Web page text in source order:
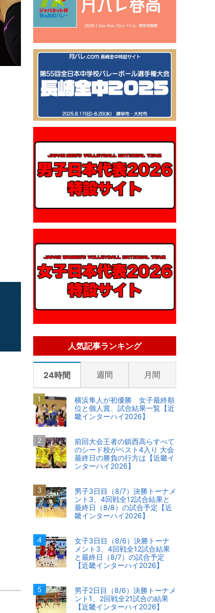
人気記事ランキング
24時間 週間 月間
横浜隼人が初優勝 女子最終順
位と個人賞、試合結果一覧【近
畿インターハイ2026】
前回大会王者の鎮西高らすべて
のシード校がベスト4入り 大会
最終日の勝負の行方は【近畿イ
ンターハイ2026】
男子3日目（8/7）決勝トーナメ
ント3、4回戦全12試合結果と
最終日（8/8）の試合予定【近
畿インターハイ2026】
女子3日目（8/6）決勝トーナ
メント3、4回戦全12試合結果
と最終日（8/7）の試合予定
【近畿インターハイ2026】
男子2日目（8/6）決勝トーナメ
ント1、2回戦全21試合の結果
【近畿インターハイ2026】